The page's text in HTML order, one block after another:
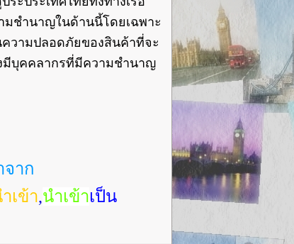
มชำนาญในด้านนี้โดยเฉพาะ
ความปลอดภัยของสินค้าที่จะ
มีบุคคลากรที่มีความชำนาญ
าก
เข้า,นำเข้าเป็น